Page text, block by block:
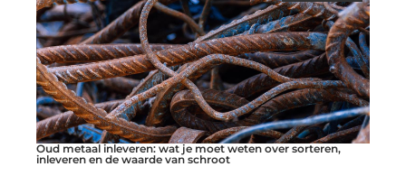
Oud metaal inleveren: wat je moet weten over sorteren,
inleveren en de waarde van schroot